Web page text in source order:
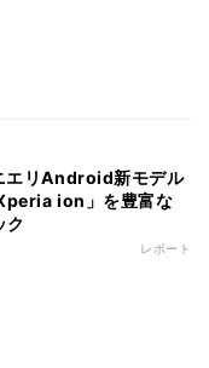
エリAndroid新モデル
ion」を豊富な
ク
レポート